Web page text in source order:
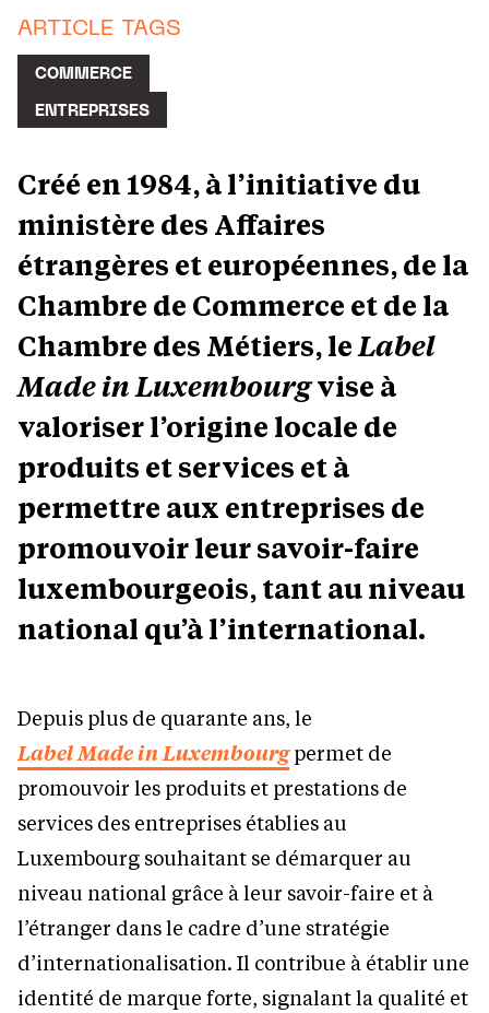
ARTICLE TAGS
COMMERCE
ENTREPRISES
Créé en 1984, à l’initiative du
ministère des Affaires
étrangères et européennes, de la
Chambre de Commerce et de la
Chambre des Métiers, leLabel
Made in Luxembourgvise à
valoriser l’origine locale de
produits et services et à
permettre aux entreprises de
promouvoir leur savoir-faire
luxembourgeois, tant au niveau
national qu’à l’international.
Depuis plus de quarante ans, le
Label Made in Luxembourgpermet de
promouvoir les produits et prestations de
services des entreprises établies au
Luxembourg souhaitant se démarquer au
niveau national grâce à leur savoir-faire et à
l’étranger dans le cadre d’une stratégie
d’internationalisation. Il contribue à établir une
identité de marque forte, signalant la qualité et